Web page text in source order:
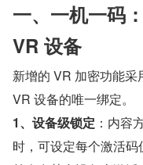
一、一机一码
VR 设备
新增的 VR 加密功能采
VR 设备的唯一绑定。
1、设备级锁定 ：内容
时，可设定每个激活